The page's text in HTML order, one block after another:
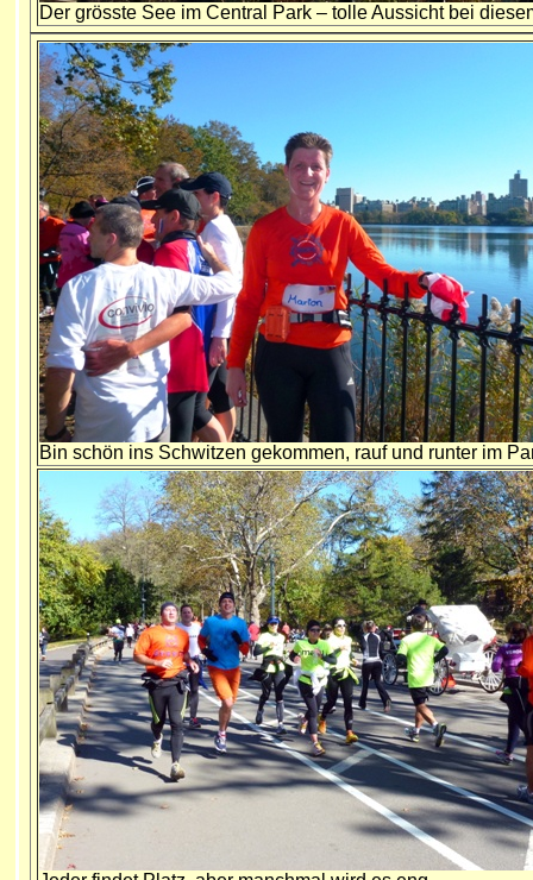
Der grösste See im Central Park – tolle Aussicht bei
Bin schön ins Schwitzen gekommen, rauf und runter im